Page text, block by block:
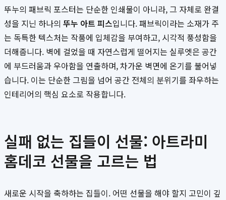
뚜누의 패브릭 포스터는 단순한 인쇄물이 아니라, 그 자체로 완결
성을 지닌 하나의 뚜누 아트 피스입니다. 패브릭이라는 소재가 주
는 독특한 텍스처는 작품에 입체감을 부여하고, 시각적 풍성함을
더해줍니다. 벽에 걸었을 때 자연스럽게 떨어지는 실루엣은 공간
에 부드러움과 우아함을 연출하며, 차가운 벽면에 온기를 불어넣
습니다. 이는 단순한 그림을 넘어 공간 전체의 분위기를 좌우하는
인테리어의 핵심 요소로 작용합니다.
실패 없는 집들이 선물: 아트라미
홈데코 선물을 고르는 법
새로운 시작을 축하하는 집들이. 어떤 선물을 해야 할지 고민이 깊